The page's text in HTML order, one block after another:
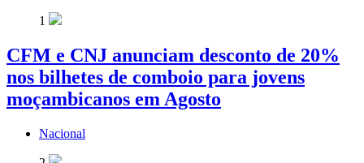
1
CFM e CNJ anunciam desconto de 20%
nos bilhetes de comboio para jovens
moçambicanos em Agosto
Nacional